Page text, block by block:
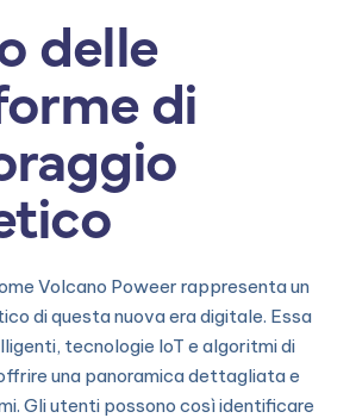
delle
di
Volcano Poweer rappresenta un
di questa nuova era digitale. Essa
tecnologie IoT e algoritmi di
una panoramica dettagliata e
Gli utenti possono così identificare